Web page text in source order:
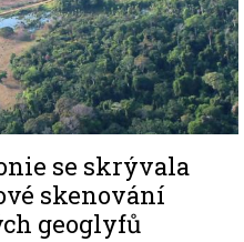
se skrývala
skenování
geoglyfů